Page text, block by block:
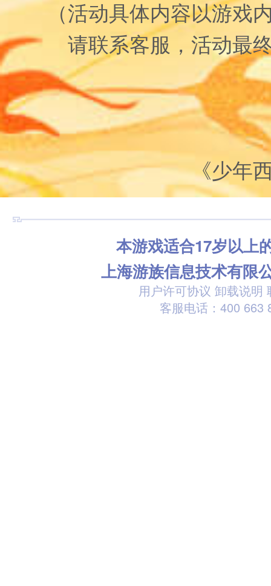
（活动具体内容以游戏
请联系客服，活动最
《少年
本游戏适合17岁以上
上海游族信息技术有限
用户许可协议 卸载说明
客服电话：400 663